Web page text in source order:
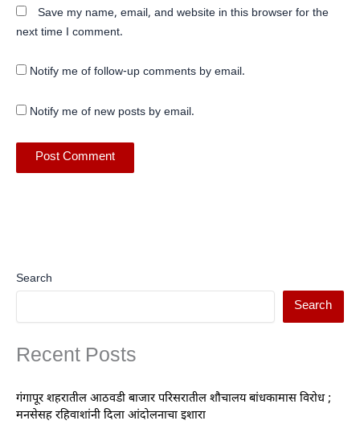
Save my name, email, and website in this browser for the
next time I comment.
Notify me of follow-up comments by email.
Notify me of new posts by email.
Search
Search
Recent Posts
गंगापूर शहरातील आठवडी बाजार परिसरातील शौचालय बांधकामास विरोध ;
मनसेसह रहिवाशांनी दिला आंदोलनाचा इशारा